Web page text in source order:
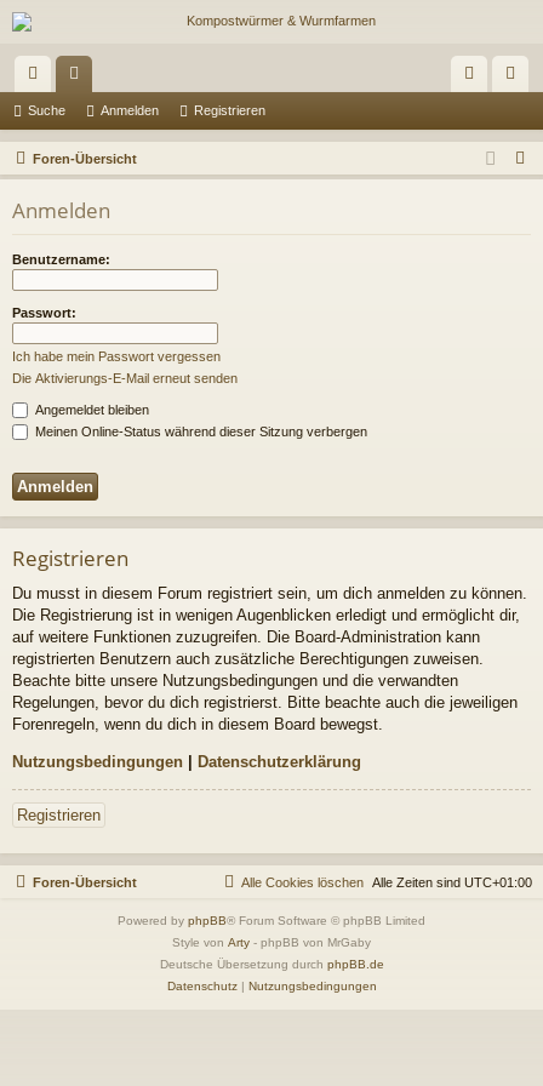
ch
ne
llz
ug
riff
en m
el
ist
rie
Suche Anmelden Registrieren
Foren-Übersicht
u
Anmelden
Benutzername:
Passwort:
Ich habe mein Passwort vergessen
Die Aktivierungs-E-Mail erneut senden
Angemeldet bleiben
Meinen Online-Status während dieser Sitzung verbergen
Registrieren
Du musst in diesem Forum registriert sein, um dich anmelden zu können.
Die Registrierung ist in wenigen Augenblicken erledigt und ermöglicht dir,
auf weitere Funktionen zuzugreifen. Die Board-Administration kann
registrierten Benutzern auch zusätzliche Berechtigungen zuweisen.
Beachte bitte unsere Nutzungsbedingungen und die verwandten
Regelungen, bevor du dich registrierst. Bitte beachte auch die jeweiligen
Forenregeln, wenn du dich in diesem Board bewegst.
Nutzungsbedingungen | Datenschutzerklärung
Registrieren
Foren-Übersicht Alle Zeiten sind UTC+01:00
Alle Cookies löschen
Powered by phpBB® Forum Software © phpBB Limited
Style von Arty - phpBB von MrGaby
Deutsche Übersetzung durch phpBB.de
Datenschutz| Nutzungsbedingungen